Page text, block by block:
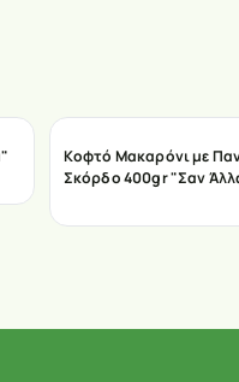
Κοφτό Μακαρόνι με
Σκόρδο 400gr "Σαν